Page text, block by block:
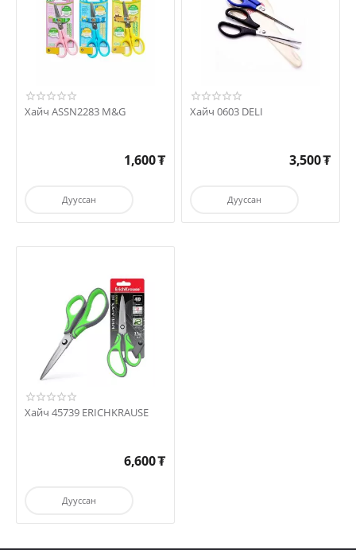
Хайч ASSN2283 M&G
1,600₮
Дууссан
Хайч 0603 DELI
3,500₮
Дууссан
Хайч 45739 ERICHKRAUSE
6,600₮
Дууссан